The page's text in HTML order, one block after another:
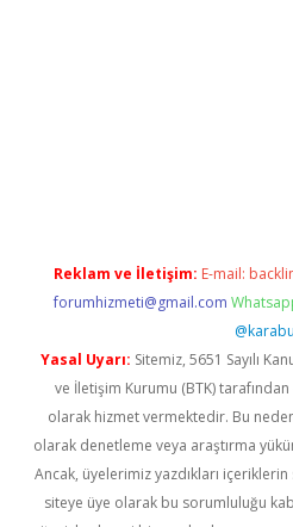
Reklam ve İletişim: E-mail:
forumhizmeti@gmail.com
Yasal Uyarı: Sitemiz, 5651 Sayılı
ve İletişim Kurumu (BTK) tarafından
olarak hizmet vermektedir. Bu
olarak denetleme veya araştırma
Ancak, üyelerimiz yazdıkları
siteye üye olarak bu sorumluluğu